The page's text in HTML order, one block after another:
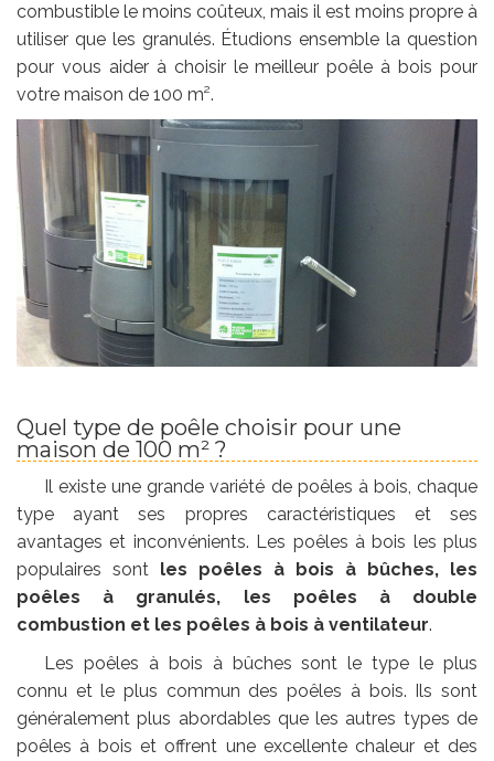
combustible le moins coûteux, mais il est moins propre à
utiliser que les granulés. Étudions ensemble la question
pour vous aider à choisir le meilleur poêle à bois pour
votre maison de 100 m².
Quel type de poêle choisir pour une
maison de 100 m² ?
Il existe une grande variété de poêles à bois, chaque
type ayant ses propres caractéristiques et ses
avantages et inconvénients. Les poêles à bois les plus
populaires sont les poêles à bois à bûches, les
poêles à granulés, les poêles à double
combustion et les poêles à bois à ventilateur.
Les poêles à bois à bûches sont le type le plus
connu et le plus commun des poêles à bois. Ils sont
généralement plus abordables que les autres types de
poêles à bois et offrent une excellente chaleur et des